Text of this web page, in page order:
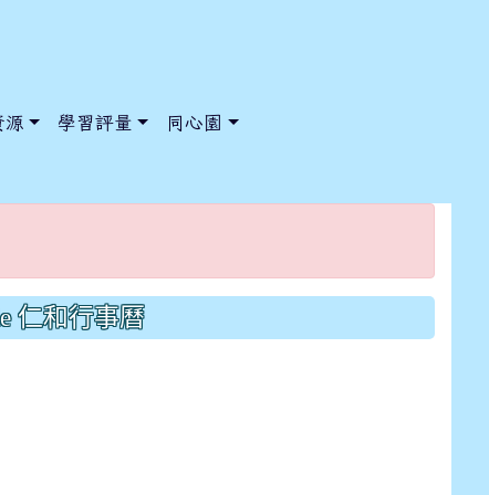
源 學習評量 同心園
仁和行事曆
style=font-size: 1rem; background-
style=font-size: 1rem; background-